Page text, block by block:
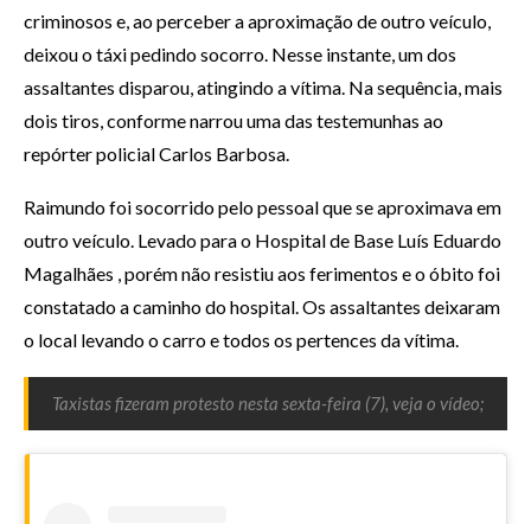
criminosos e, ao perceber a aproximação de outro veículo,
deixou o táxi pedindo socorro. Nesse instante, um dos
assaltantes disparou, atingindo a vítima. Na sequência, mais
dois tiros, conforme narrou uma das testemunhas ao
repórter policial Carlos Barbosa.
Raimundo foi socorrido pelo pessoal que se aproximava em
outro veículo. Levado para o Hospital de Base Luís Eduardo
Magalhães , porém não resistiu aos ferimentos e o óbito foi
constatado a caminho do hospital. Os assaltantes deixaram
o local levando o carro e todos os pertences da vítima.
Taxistas fizeram protesto nesta sexta-feira (7), veja o vídeo;